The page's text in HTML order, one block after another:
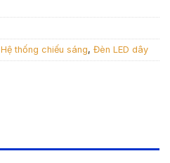
Hệ thống chiếu sáng, Đèn LED dây